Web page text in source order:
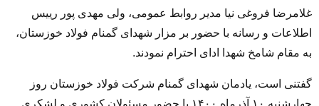
غلامرضا فروغی نیا مدیر روابط عمومی، ولی مهدی پور رییس
اطلاعات و رسانه با حضور بر مزار شهدای گمنام فولاد خوزستان،
به مقام شامخ شهدا ادای احترام نمودند.
گفتنی است، یادمان شهدای گمنام شرکت فولاد خوزستان روز
چهارشنبه ۱۰ آذرماه ۱۴۰۰ با حضور مسئولان کشوری و لشکری